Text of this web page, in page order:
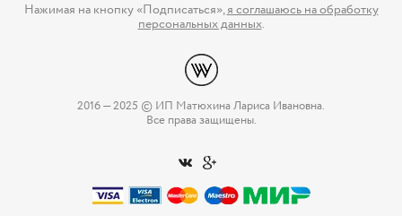
Нажимая на кнопку «Подписаться»,я соглашаюсь на обработку
персональных данных.
2016 — 2025 © ИП Матюхина Лариса Ивановна.
Все права защищены.